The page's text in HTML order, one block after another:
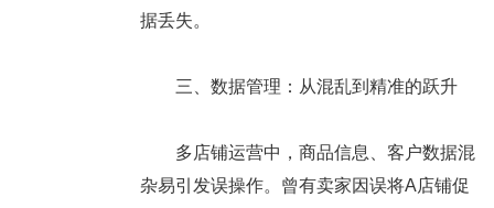
据丢失。
三、数据管理：从混乱到精准的跃升
多店铺运营中，商品信息、客户数据混
杂易引发误操作。曾有卖家因误将A店铺促